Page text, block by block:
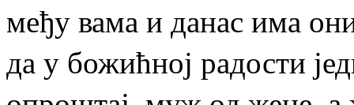
међу вама и данас има
да у божићној радости